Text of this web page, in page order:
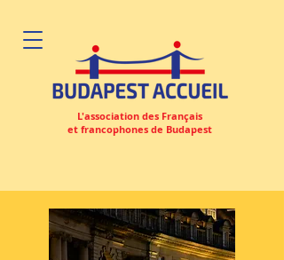
L'association des Français
et francophones de Budapest